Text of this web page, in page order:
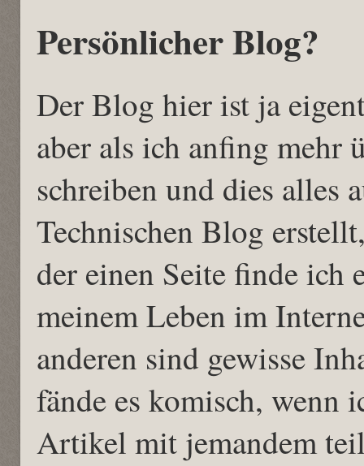
Persönlicher Blog?
Der Blog hier ist ja
aber als ich anfing mehr
schreiben und dies alles
Technischen Blog
der einen Seite finde ich
meinem Leben im
anderen sind gewisse
fände es komisch, wenn
Artikel mit jemandem